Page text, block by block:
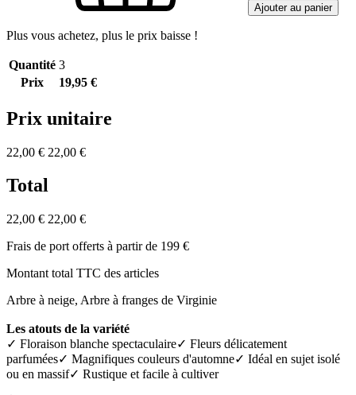
Ajouter au panier
Plus vous achetez, plus le prix baisse !
Quantité 3
Prix
19,95 €
Prix unitaire
22,00 € 22,00 €
Total
22,00 € 22,00 €
Frais de port offerts à partir de 199 €
Montant total TTC des articles
Arbre à neige, Arbre à franges de Virginie
Les atouts de la variété
✓ Floraison blanche spectaculaire✓ Fleurs délicatement
parfumées✓ Magnifiques couleurs d'automne✓ Idéal en sujet isolé
ou en massif✓ Rustique et facile à cultiver